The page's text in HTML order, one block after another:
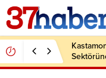
Hikâyesi